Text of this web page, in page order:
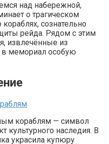
над набережной,
о трагическом
сознательно
рейда. Рядом с этим
извлечённые из
в мемориал особую
кораблям — символ
культурного наследия. В
украсила купюру